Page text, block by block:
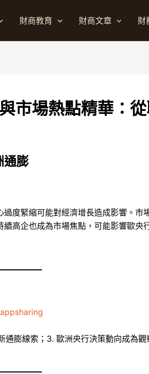
財商教育 財商文章 財
市場熱點精華：
通膨
度緊縮可能對經濟增長造成影響。市
高企也成為市場焦點，可能影響歐央
膨線索；3. 歐洲央行決策動向成為